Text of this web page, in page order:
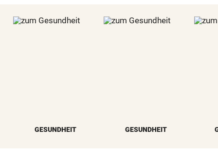
GESUNDHEIT GESUNDHEIT